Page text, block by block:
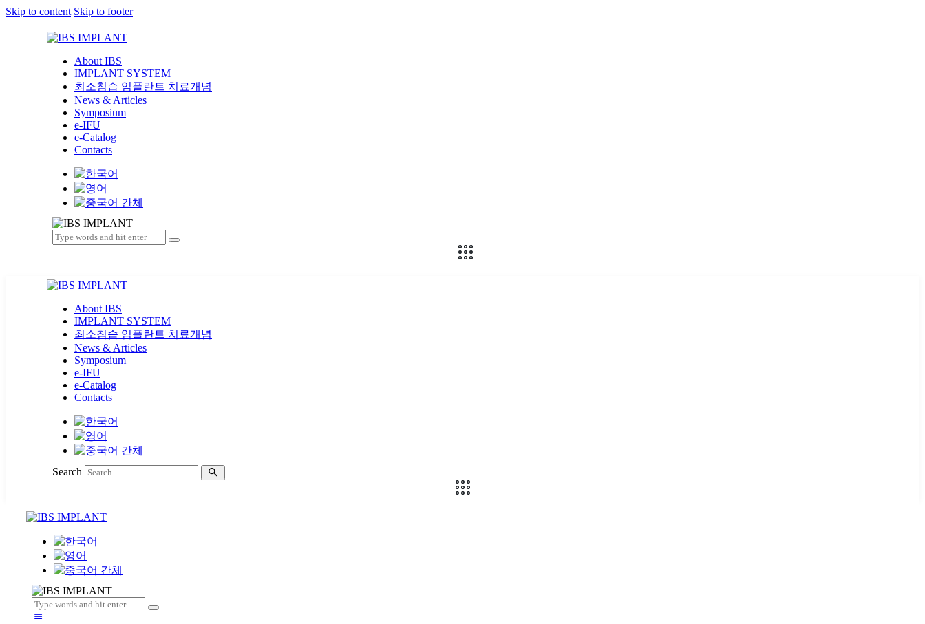
Skip to content Skip to footer
About IBS
IMPLANT SYSTEM
최소침습 임플란트 치료개념
News & Articles
Symposium
e-IFU
e-Catalog
Contacts
About IBS
IMPLANT SYSTEM
최소침습 임플란트 치료개념
News & Articles
Symposium
e-IFU
e-Catalog
Contacts
Search